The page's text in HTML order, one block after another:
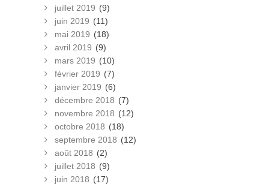
juillet 2019 (9)
juin 2019 (11)
mai 2019 (18)
avril 2019 (9)
mars 2019 (10)
février 2019 (7)
janvier 2019 (6)
décembre 2018 (7)
novembre 2018 (12)
octobre 2018 (18)
septembre 2018 (12)
août 2018 (2)
juillet 2018 (9)
juin 2018 (17)